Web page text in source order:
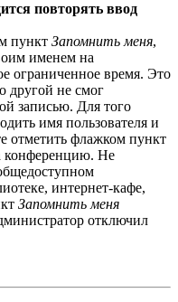
повторять ввод
пункт Запомнить меня,
именем на
ограниченное время. Это
другой не смог
записью. Для того
имя пользователя и
отметить флажком пункт
конференцию. Не
интернет-кафе,
Запомнить меня
отключил